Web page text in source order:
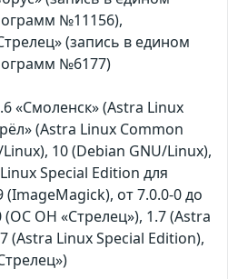
№11156),
(запись в едином
№6177)
«Смоленск» (Astra Linux
(Astra Linux Common
10 (Debian GNU/Linux),
Special Edition для
(ImageMagick), от 7.0.0-0 до
(ОС ОН «Стрелец»), 1.7 (Astra
(Astra Linux Special Edition),